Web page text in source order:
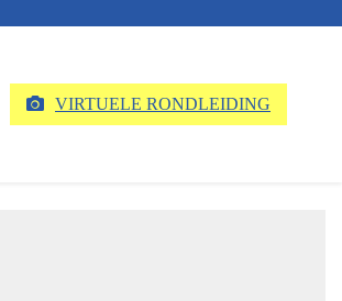
VIRTUELE RONDLEIDING